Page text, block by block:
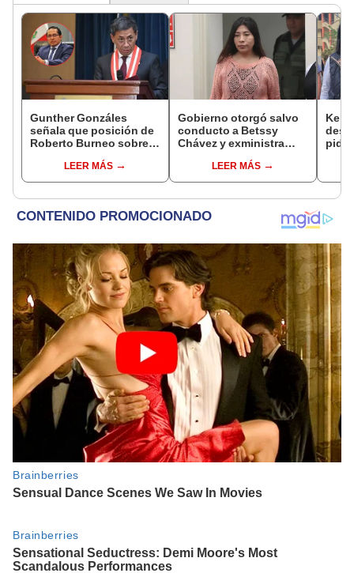
Gunther Gonzáles
señala que posición de
Roberto Burneo sobre
Aliaga no representan al
JNE
LEER MÁS
Gobierno otorgó salvo
conducto a Betssy
Chávez y exministra
madrugadaLEER MÁS
pida